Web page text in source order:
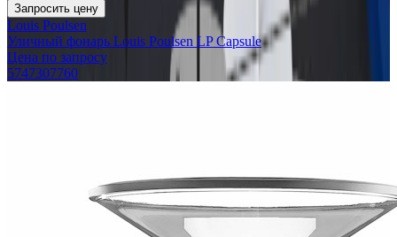
Запросить цену
Louis Poulsen
Уличный фонарь Louis Poulsen LP Capsule
Цена по запросу
5747307760